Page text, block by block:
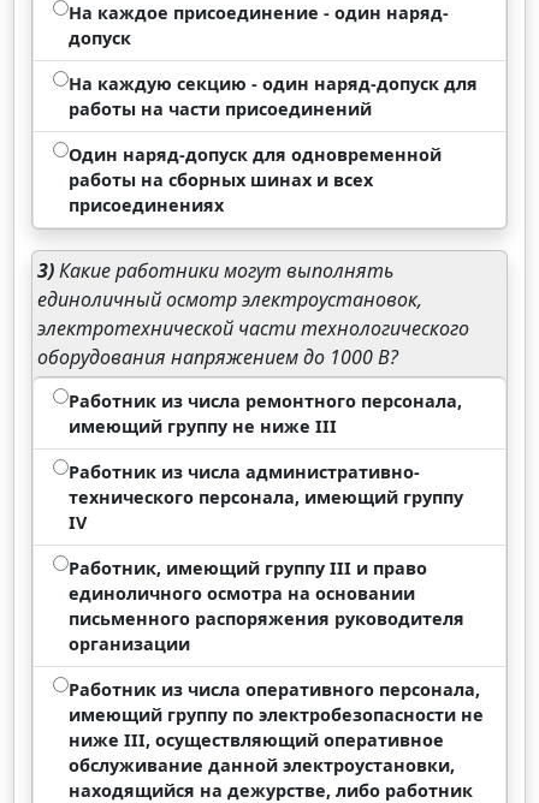
На каждое присоединение - один наряд-
допуск
На каждую секцию - один наряд-допуск для
работы на части присоединений
Один наряд-допуск для одновременной
работы на сборных шинах и всех
присоединениях
3)Какие работники могут выполнять
единоличный осмотр электроустановок,
электротехнической части технологического
оборудования напряжением до 1000 В?
Работник из числа ремонтного персонала,
имеющий группу не ниже III
Работник из числа административно-
технического персонала, имеющий группу
IV
Работник, имеющий группу III и право
единоличного осмотра на основании
письменного распоряжения руководителя
организации
Работник из числа оперативного персонала,
имеющий группу по электробезопасности не
ниже III, осуществляющий оперативное
обслуживание данной электроустановки,
находящийся на дежурстве, либо работник